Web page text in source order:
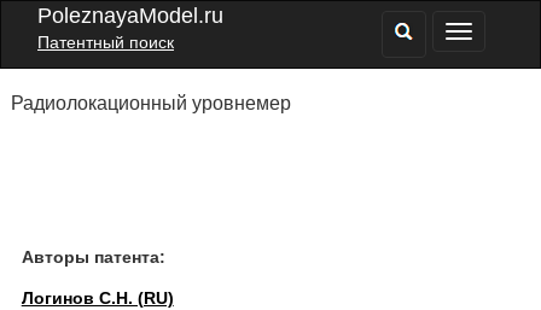
PoleznayaModel.ru
Патентный поиск
Радиолокационный уровнемер
Авторы патента:
Логинов С.Н. (RU)